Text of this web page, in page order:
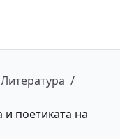
Литература /
поетиката на